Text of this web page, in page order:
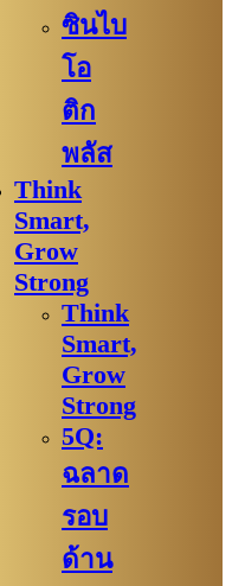
ซินไบ
โอ
ติก
พลัส
Think
Smart,
Grow
Strong
Think
Smart,
Grow
Strong
5Q:
ฉลาด
รอบ
ด้าน